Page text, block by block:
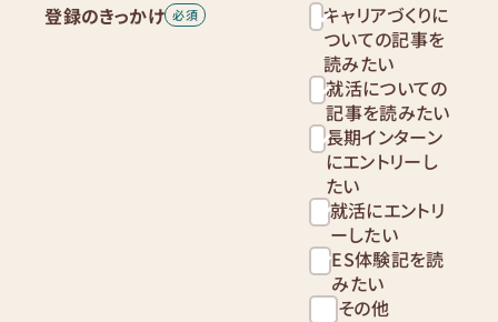
登録のきっかけ
キャリアづくりに
ついての記事を
読みたい
就活についての
記事を読みたい
長期インターン
にエントリーし
たい
就活にエントリ
ーしたい
ES体験記を読
みたい
その他